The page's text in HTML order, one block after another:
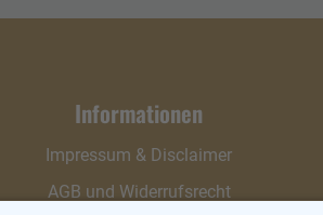
Informationen
Impressum & Disclaimer
AGB und Widerrufsrecht